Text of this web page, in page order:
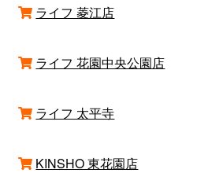
ライフ 菱江店
ライフ 花園中央公園店
ライフ 太平寺
KINSHO 東花園店